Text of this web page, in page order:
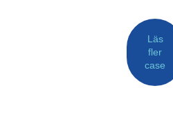
Läs
fler
case